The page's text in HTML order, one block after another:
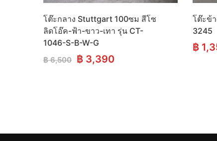
โต๊ะกลาง Stuttgart 100ซม สีโซ
ลิดโอ๊ค-ฟ้า-ขาว-เทา รุ่น CT-
1046-S-B-W-G
฿6,500 Original
฿ 3,390Current
โต๊ะข้
3245
฿